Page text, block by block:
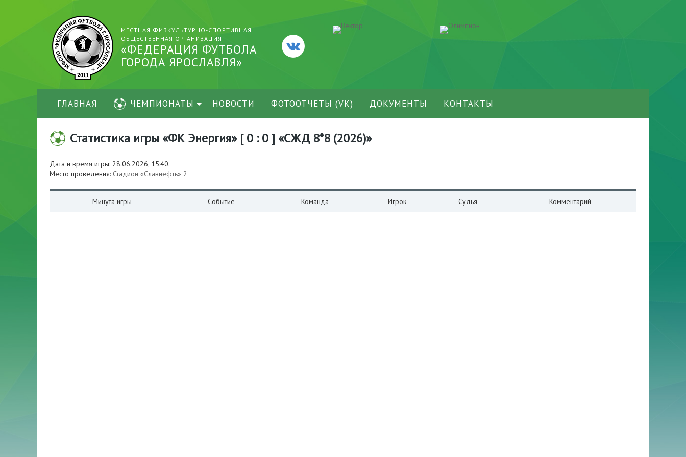
МЕСТНАЯ ФИЗКУЛЬТУРНО-СПОРТИВНАЯ
ОБЩЕСТВЕННАЯ ОРГАНИЗАЦИЯ
«ФЕДЕРАЦИЯ ФУТБОЛА
ГОРОДА ЯРОСЛАВЛЯ»
ГЛАВНАЯ ЧЕМПИОНАТЫ НОВОСТИ ФОТООТЧЕТЫ (VK) ДОКУМЕНТЫ КОНТАКТЫ
Статистика игры «ФК Энергия» [ 0 : 0 ] «СЖД 8*8 (2026)»
Дата и время игры: 28.06.2026, 15:40.
Место проведения: Стадион «Славнефть» 2
Минута игры Событие Команда Игрок Судья Комментарий